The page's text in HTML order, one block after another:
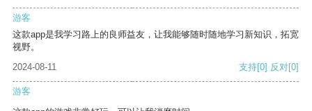
游客
这款app是我学习路上的良师益友，让我能够随时随地学习新知识，拓宽
视野。
2024-08-11
支持[0] 反对[0]
游客